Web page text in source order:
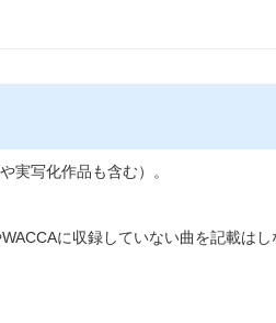
実写化作品も含む）。
に収録していない曲を記載はし